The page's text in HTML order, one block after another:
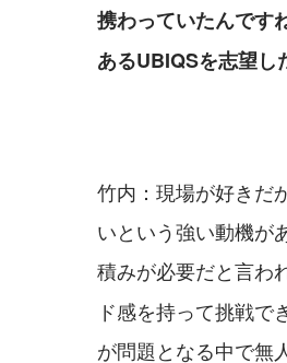
携わっていたんです
あるUBIQSを志望し
竹内：現場が好きだ
いという強い動機が
積みが必要だと言わ
ド感を持って挑戦
が問題となる中で無